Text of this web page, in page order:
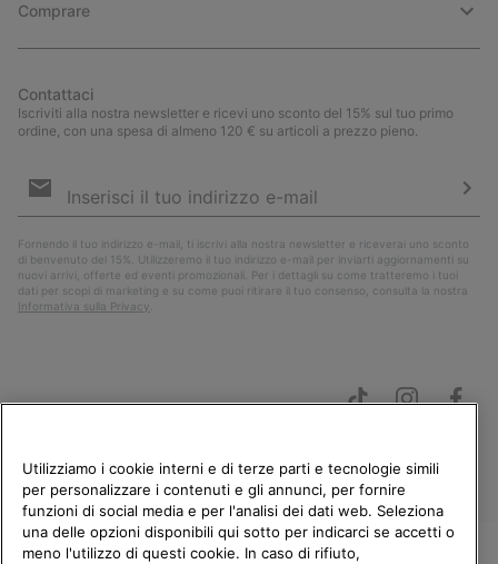
Comprare
Contattaci
Iscriviti alla nostra newsletter e ricevi uno sconto del 15% sul tuo primo
ordine, con una spesa di almeno 120 € su articoli a prezzo pieno.
e-
Fornendo il tuo indirizzo e-mail, ti iscrivi alla nostra newsletter e riceverai uno sconto
di benvenuto del 15%. Utilizzeremo il tuo indirizzo e-mail per inviarti aggiornamenti su
nuovi arrivi, offerte ed eventi promozionali. Per i dettagli su come tratteremo i tuoi
dati per scopi di marketing e su come puoi ritirare il tuo consenso, consulta la nostra
Informativa sulla Privacy
Italia
©2026 Columbia Sportswear Company. Avenue des Morgines, 12 1213
Utilizziamo i cookie interni e di terze parti e tecnologie simili
per personalizzare i contenuti e gli annunci, per fornire
funzioni di social media e per l'analisi dei dati web. Seleziona
una delle opzioni disponibili qui sotto per indicarci se accetti o
meno l'utilizzo di questi cookie. In caso di rifiuto,